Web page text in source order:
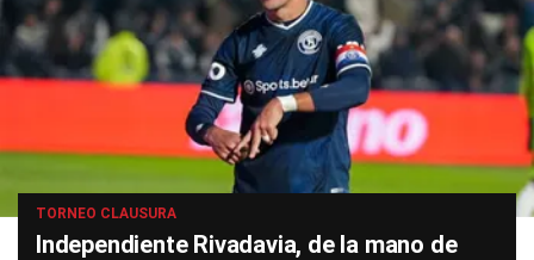
TORNEO CLAUSURA
Independiente Rivadavia, de la mano de